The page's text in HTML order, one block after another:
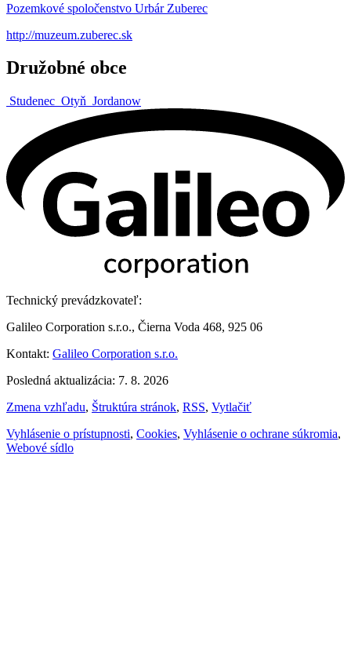
Pozemkové spoločenstvo Urbár Zuberec
http://muzeum.zuberec.sk
Družobné obce
Studenec Otyň Jordanow
Technický prevádzkovateľ:
Galileo Corporation s.r.o., Čierna Voda 468, 925 06
Kontakt: Galileo Corporation s.r.o.
Posledná aktualizácia: 7. 8. 2026
Zmena vzhľadu, Štruktúra stránok, RSS, Vytlačiť
Vyhlásenie o prístupnosti, Cookies, Vyhlásenie o ochrane súkromia,
Webové sídlo